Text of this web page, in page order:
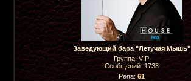
Заведующий бара "Летучая Мышь"
Группа: VIP
Сообщений:1738
Репа:61